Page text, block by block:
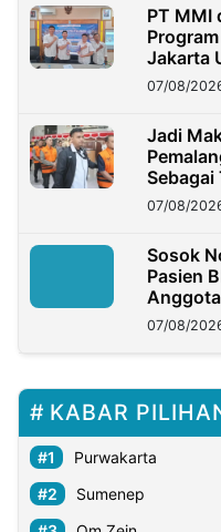
PT MMI
Jakarta
07/08/
Jadi
Sebagai
07/08/
Sosok
Pasien
Lukman
07/08/
KABAR
Purwakarta
Sumenep